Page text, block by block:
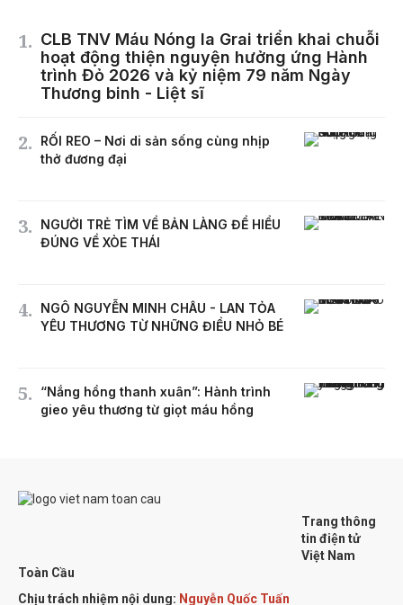
CLB TNV Máu Nóng Ia Grai triển khai chuỗi
hoạt động thiện nguyện hưởng ứng Hành
trình Đỏ 2026 và kỷ niệm 79 năm Ngày
Thương binh - Liệt sĩ
RỐI REO – Nơi di sản sống cùng nhịp
thở đương đại
NGƯỜI TRẺ TÌM VỀ BẢN LÀNG ĐỂ HIỂU
ĐÚNG VỀ XÒE THÁI
NGÔ NGUYỄN MINH CHÂU - LAN TỎA
YÊU THƯƠNG TỪ NHỮNG ĐIỀU NHỎ BÉ
“Nắng hồng thanh xuân”: Hành trình
gieo yêu thương từ giọt máu hồng
Trang thông
tin điện tử
Việt Nam
Toàn Cầu
Chịu trách nhiệm nội dung: Nguyễn Quốc Tuấn